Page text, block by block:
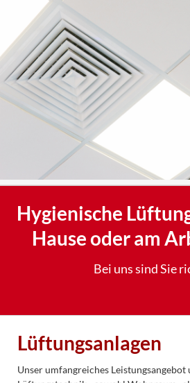
Hygienische
Hause oder am
Bei uns sind Sie
Lüftungsanlagen
Unser umfangreiches Leistungsangebot